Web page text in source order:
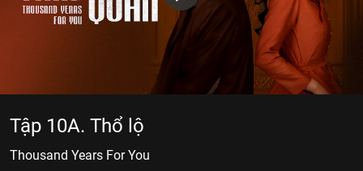
Tập 10A. Thổ lộ
Thousand Years For You